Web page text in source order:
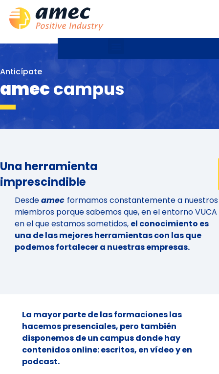
Anticípate
ameccampus
Una herramienta
imprescindible
Desdeamec formamos constantemente a nuestros
miembros porque sabemos que, en el entorno VUCA
en el que estamos sometidos, el conocimiento es
una de las mejores herramientas con las que
podemos fortalecer a nuestras empresas.
La mayor parte de las formaciones las
hacemos presenciales, pero también
disponemos de un campus donde hay
contenidos online: escritos, en vídeo y en
podcast.